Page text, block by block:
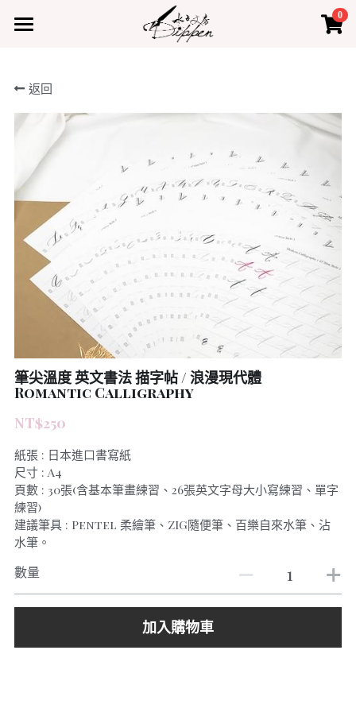
0
產品
水占小教室
聯絡我們
登錄
返回
筆尖溫度 英文書法 描字帖 / 浪漫現代體
Romantic Calligraphy
NT$250
紙張 : 日本進口書寫紙
尺寸 : A4
頁數 : 30張(含基本筆畫練習、26張英文字母大小寫練習、單字
練習)
建議筆具 : Pentel 柔繪筆、ZIG隨便筆、百樂自來水筆、沾
水筆。
數量
加入購物車
×
商品分類
所有商品分類
熱門商品
×
部落格分類
所有博客分類
最新課程
水占小教室